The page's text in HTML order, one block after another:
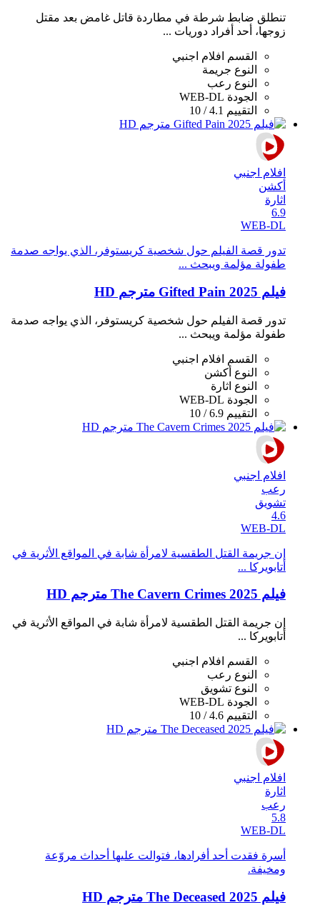
تنطلق ضابط شرطة في مطاردة قاتل غامض بعد مقتل
زوجها، أحد أفراد دوريات ...
القسم
افلام اجنبي
النوع جريمة
النوع رعب
الجودة WEB-DL
التقييم 4.1 / 10
افلام اجنبي
أكشن
اثارة
6.9
WEB-DL
تدور قصة الفيلم حول شخصية كريستوفر، الذي يواجه صدمة
طفولة مؤلمة ويبحث ...
فيلم Gifted Pain 2025 مترجم HD
تدور قصة الفيلم حول شخصية كريستوفر، الذي يواجه صدمة
طفولة مؤلمة ويبحث ...
القسم
افلام اجنبي
النوع أكشن
النوع اثارة
الجودة WEB-DL
التقييم 6.9 / 10
افلام اجنبي
رعب
تشويق
4.6
WEB-DL
إن جريمة القتل الطقسية لامرأة شابة في المواقع الأثرية في
أتابويركا ...
فيلم The Cavern Crimes 2025 مترجم HD
إن جريمة القتل الطقسية لامرأة شابة في المواقع الأثرية في
أتابويركا ...
القسم
افلام اجنبي
النوع رعب
النوع تشويق
الجودة WEB-DL
التقييم 4.6 / 10
افلام اجنبي
اثارة
رعب
5.8
WEB-DL
أسرة فقدت أحد أفرادها، فتوالت عليها أحداث مروّعة
ومخيفة.
فيلم The Deceased 2025 مترجم HD